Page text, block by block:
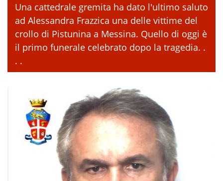
Una cattedrale gremita ha dato l'ultimo saluto
ad Alessandra Frazzica una delle vittime del
crollo di Pistunina a Messina. Quello di oggi è
il primo funerale celebrato dopo la tragedia. .
. .